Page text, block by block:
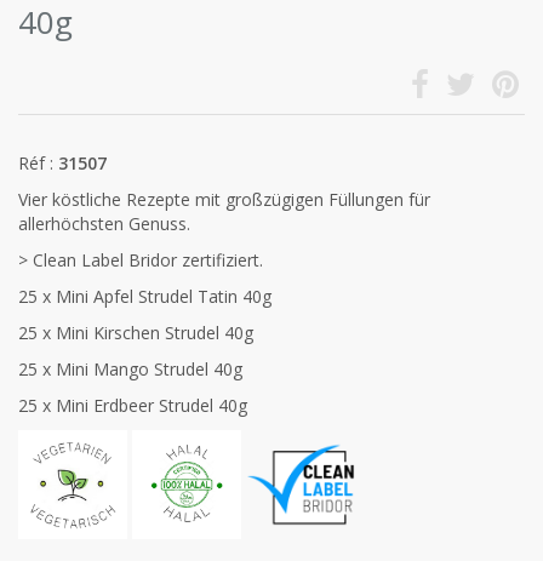
40g
Réf : 31507
Vier köstliche Rezepte mit großzügigen Füllungen für
allerhöchsten Genuss.
> Clean Label Bridor zertifiziert.
25 x Mini Apfel Strudel Tatin 40g
25 x Mini Kirschen Strudel 40g
25 x Mini Mango Strudel 40g
25 x Mini Erdbeer Strudel 40g